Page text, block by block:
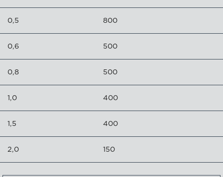
0,5 800
0,6 500
0,8 500
1,0 400
1,5 400
2,0 150